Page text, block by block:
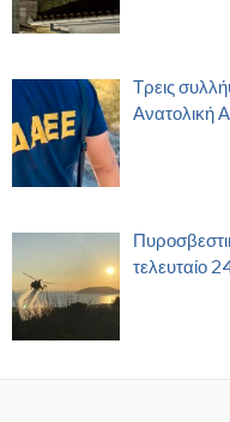
Τρεις
Ανατολική
τελευταίο